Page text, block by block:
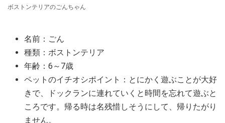
ボストンテリアのごんちゃん
名前：ごん
種類：ボストンテリア
年齢：6～7歳
ペットのイチオシポイント：とにかく遊ぶことが大好
きで、ドックランに連れていくと時間を忘れて遊ぶと
ころです。帰る時は名残惜しそうにして、帰りたがり
ません。